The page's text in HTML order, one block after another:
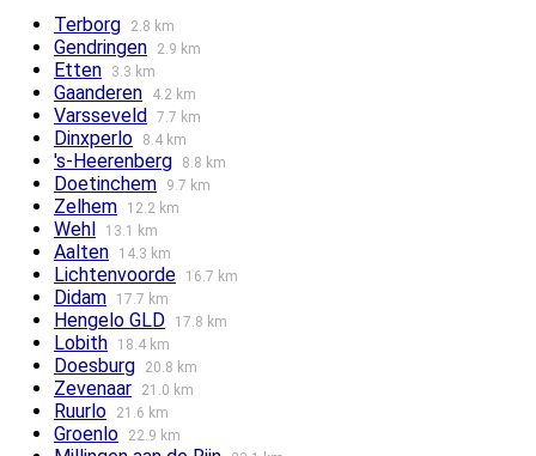
Terborg
2.8 km
Gendringen 2.9 km
Etten 3.3 km
Gaanderen 4.2 km
Varsseveld 7.7 km
Dinxperlo 8.4 km
's-Heerenberg 8.8 km
Doetinchem 9.7 km
Zelhem 12.2 km
Wehl 13.1 km
Aalten 14.3 km
Lichtenvoorde 16.7 km
Didam 17.7 km
Hengelo GLD 17.8 km
Lobith 18.4 km
Doesburg 20.8 km
Zevenaar 21.0 km
Ruurlo 21.6 km
Groenlo 22.9 km